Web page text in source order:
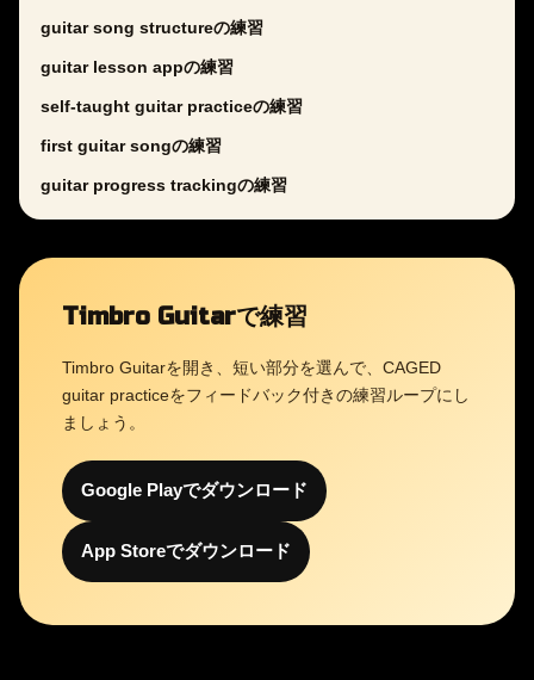
guitar song structureの練習
guitar lesson appの練習
self-taught guitar practiceの練習
first guitar songの練習
guitar progress trackingの練習
Timbro Guitarで練習
Timbro Guitarを開き、短い部分を選んで、CAGED
guitar practiceをフィードバック付きの練習ループにし
ましょう。
Google Playでダウンロード
App Storeでダウンロード